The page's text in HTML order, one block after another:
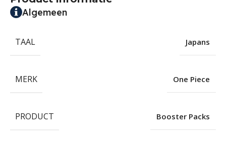
Algemeen
TAAL Japans
MERK One Piece
PRODUCT Booster Packs